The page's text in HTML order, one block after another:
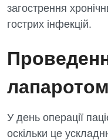
Педіатричне
Проктологія
Судинна хірургія
загострення
гострих інфекцій.
У день операції
оскільки це